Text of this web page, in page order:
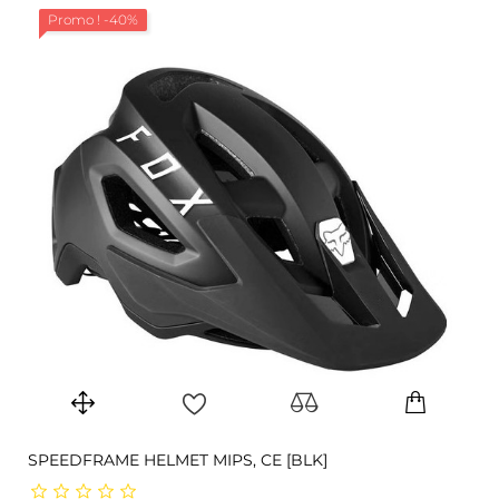
Promo ! -40%
SPEEDFRAME HELMET MIPS, CE [BLK]